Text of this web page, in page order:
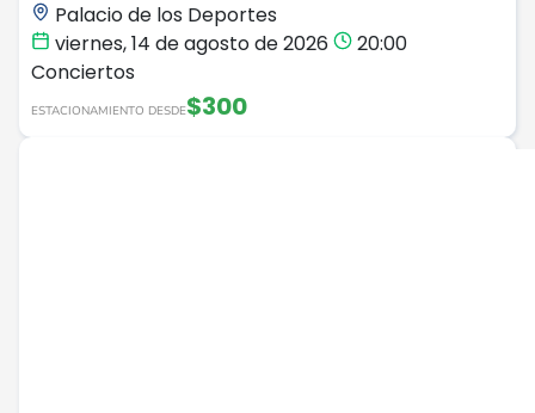
Palacio de los Deportes
viernes, 14 de agosto de 2026
20:00
Conciertos
ESTACIONAMIENTO DESDE$300